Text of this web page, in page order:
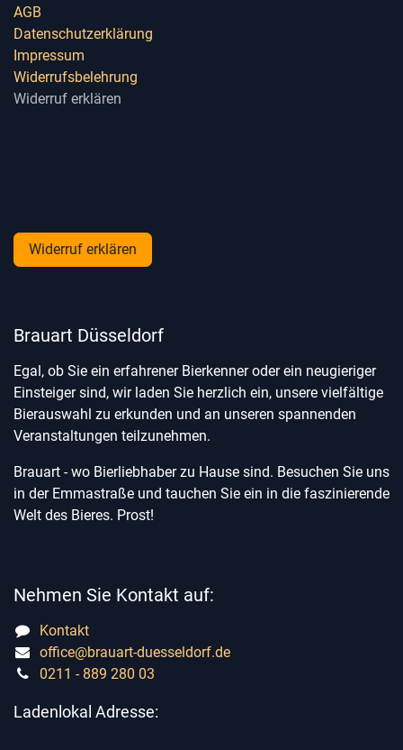
AGB
Datenschutzerklärung
Impressum
Widerrufsbelehrung
Widerruf erklären
Widerruf erklären
Brauart Düsseldorf
Egal, ob Sie ein erfahrener Bierkenner oder ein neugieriger
Einsteiger sind, wir laden Sie herzlich ein, unsere vielfältige
Bierauswahl zu erkunden und an unseren spannenden
Veranstaltungen teilzunehmen.
Brauart - wo Bierliebhaber zu Hause sind. Besuchen Sie uns
in der Emmastraße und tauchen Sie ein in die faszinierende
Welt des Bieres. Prost!
Nehmen Sie Kontakt auf:
Kontakt
office@brauart-duesseldorf.de
0211 - 889 280 03
Ladenlokal Adresse: